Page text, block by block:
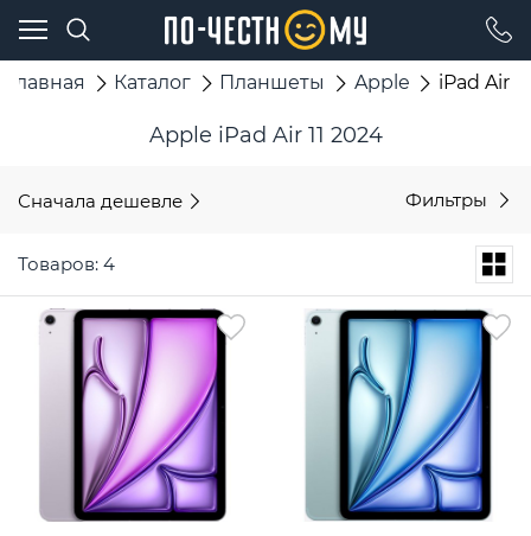
Главная Каталог Планшеты Apple iPad Air
Apple iPad Air 11 2024
Сначала дешевле Фильтры
Товаров: 4